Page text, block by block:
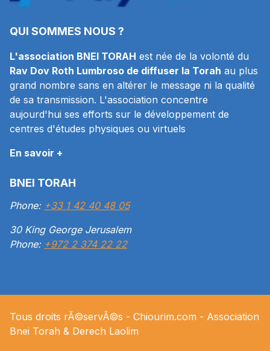
QUI SOMMES NOUS ?
L'association BNEI TORAH est née de la volonté du
Rav Dov Roth Lumbroso de diffuser la Torah au plus
grand nombre sans en altérer le message ni la qualité
de sa transmission. L'association concentre
aujourd'hui ses efforts sur le développement de
centres d'études physiques ou virtuels
En savoir +
BNEI TORAH
Phone: +33 1 42 40 48 05
30 King George Jerusalem
Phone: +972 2 374 22 22
Tous droits rÃ©servÃ©s - Chiourim.com - Association
Bnei Torah & Derech Laolim